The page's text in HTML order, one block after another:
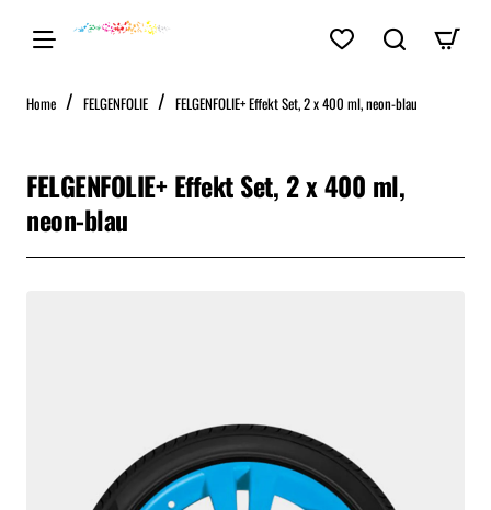
Home home FELGENFOLIE FELGENFOLIE+ Effekt Set, 2 x 400 ml, neon-blau
FELGENFOLIE+ Effekt Set, 2 x 400 ml,
neon-blau